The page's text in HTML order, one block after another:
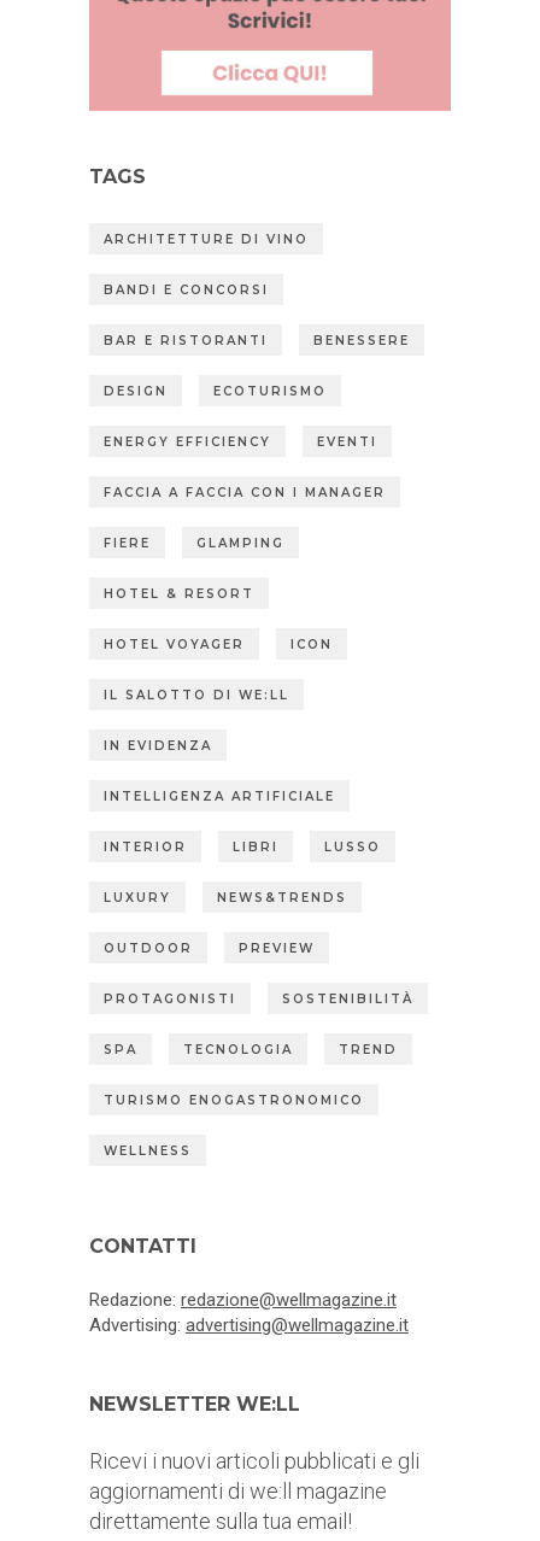
TAGS
ARCHITETTURE DI VINO
BANDI E CONCORSI
BAR E RISTORANTI BENESSERE
DESIGN ECOTURISMO
ENERGY EFFICIENCY EVENTI
FACCIA A FACCIA CON I MANAGER
FIERE GLAMPING
HOTEL & RESORT
HOTEL VOYAGER ICON
IL SALOTTO DI WE:LL
IN EVIDENZA
INTELLIGENZA ARTIFICIALE
INTERIOR LIBRI LUSSO
LUXURY NEWS&TRENDS
OUTDOOR PREVIEW
PROTAGONISTI SOSTENIBILITÀ
SPA TECNOLOGIA TREND
TURISMO ENOGASTRONOMICO
WELLNESS
CONTATTI
Redazione: redazione@wellmagazine.it
Advertising: advertising@wellmagazine.it
NEWSLETTER WE:LL
Ricevi i nuovi articoli pubblicati e gli
aggiornamenti di we:ll magazine
direttamente sulla tua email!